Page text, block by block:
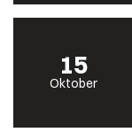
15
Oktober